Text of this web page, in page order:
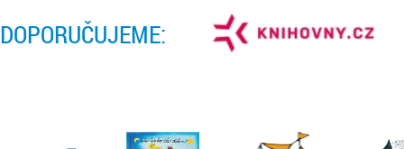
DOPORUČUJEME: